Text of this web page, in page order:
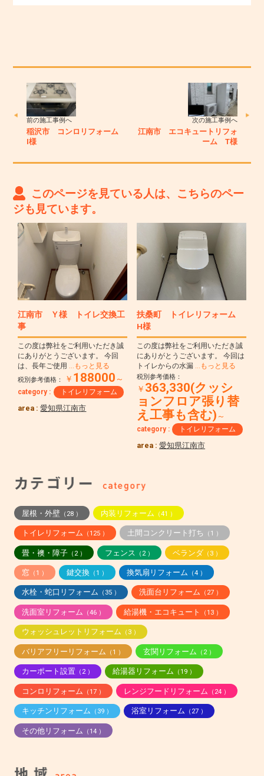
前の施工事例へ
稲沢市 コンロリフォーム
I様
次の施工事例へ
江南市 エコキュートリフォ
ーム T様
このページを見ている人は、こちらのペー
ジも見ています。
江南市 Ｙ様 トイレ交換工
事
この度は弊社をご利用いただき誠
にありがとうございます。 今回
は、長年ご使用 …もっと見る
税別参考価格： ￥ 188000 ～
category : トイレリフォーム
area :愛知県江南市
扶桑町 トイレリフォーム
H様
この度は弊社をご利用いただき誠
にありがとうございます。 今回は
トイレからの水漏 …もっと見る
税別参考価格：
￥ 363,330(クッシ
ョンフロア張り替
え工事も含む) ～
category : トイレリフォーム
area :愛知県江南市
屋根・外壁（28 ） 内装リフォーム （41 ）
トイレリフォーム （125 ） 土間コンクリート打ち （1 ）
畳・襖・障子（2 ） フェンス （2 ） ベランダ （3 ）
窓（1 ） 鍵交換（1 ） 換気扇リフォーム （4 ）
水栓・蛇口リフォーム （35 ） 洗面台リフォーム （27 ）
洗面室リフォーム （46 ） 給湯機・エコキュート （13 ）
ウォッシュレットリフォーム （3 ）
バリアフリーリフォーム （1 ） 玄関リフォーム （2 ）
カーポート設置（2 ） 給湯器リフォーム （19 ）
コンロリフォーム （17 ） レンジフードリフォーム （24 ）
キッチンリフォーム （39 ） 浴室リフォーム （27 ）
その他リフォーム （14 ）